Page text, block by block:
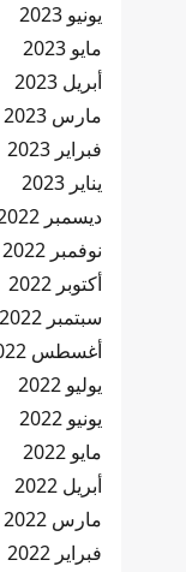
يونيو 2023
مايو 2023
أبريل 2023
مارس 2023
فبراير 2023
يناير 2023
ديسمبر 2022
نوفمبر 2022
أكتوبر 2022
سبتمبر 2022
أغسطس 2022
يوليو 2022
يونيو 2022
مايو 2022
أبريل 2022
مارس 2022
فبراير 2022